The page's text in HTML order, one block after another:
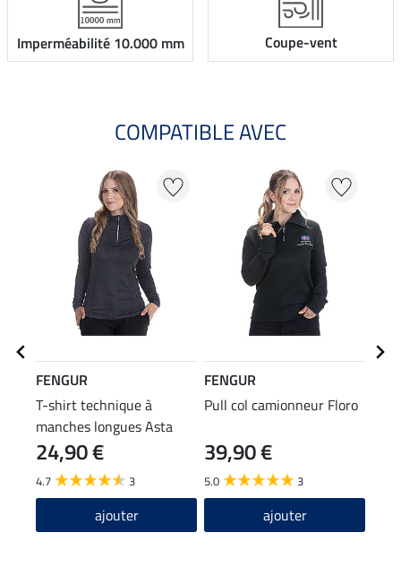
Imperméabilité 10.000 mm Coupe-vent
COMPATIBLE AVEC
FENGUR
T-shirt technique à
manches longues Asta
24,90 €
4.7 3
ajouter
FENGUR
Pull col camionneur Floro
39,90 €
5.0 3
ajouter